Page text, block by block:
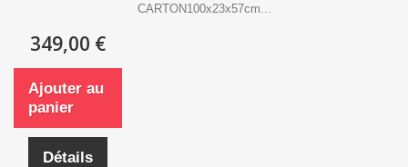
CARTON100x23x57cm...
349,00 €
Ajouter au
panier
Détails